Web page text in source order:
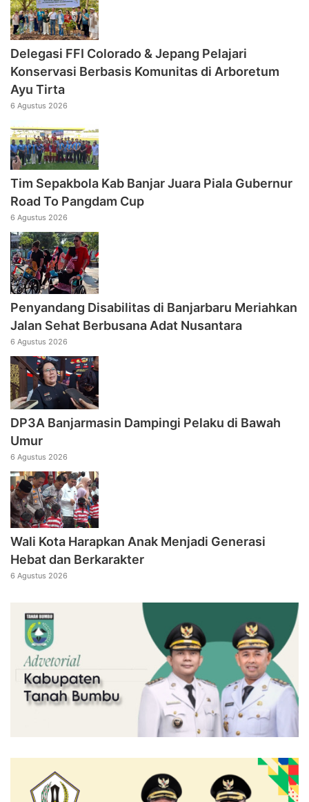
Delegasi FFI Colorado & Jepang Pelajari
Konservasi Berbasis Komunitas di Arboretum
Ayu Tirta
6 Agustus 2026
Tim Sepakbola Kab Banjar Juara Piala Gubernur
Road To Pangdam Cup
6 Agustus 2026
Penyandang Disabilitas di Banjarbaru Meriahkan
Jalan Sehat Berbusana Adat Nusantara
6 Agustus 2026
DP3A Banjarmasin Dampingi Pelaku di Bawah
Umur
6 Agustus 2026
Wali Kota Harapkan Anak Menjadi Generasi
Hebat dan Berkarakter
6 Agustus 2026